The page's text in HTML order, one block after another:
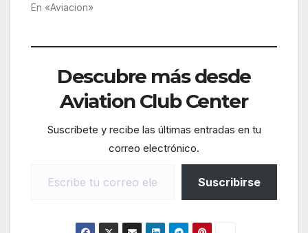
En «Aviacion»
Descubre más desde
Aviation Club Center
Suscríbete y recibe las últimas entradas en tu
correo electrónico.
Suscribirse